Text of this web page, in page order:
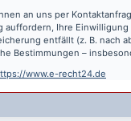
an uns per
auffordern, Ihre
entfällt (z. B. nach
Bestimmungen –
www.e-recht24.de